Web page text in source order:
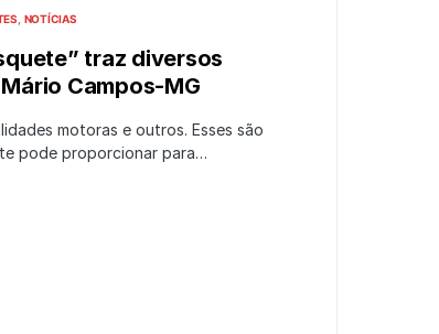
NOTÍCIAS
traz diversos
Campos-MG
motoras e outros. Esses são
pode proporcionar para…